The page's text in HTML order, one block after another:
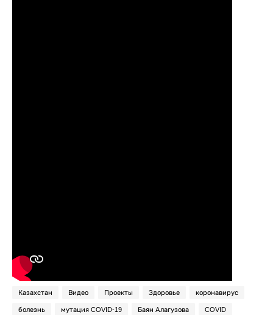
Казахстан Видео Проекты Здоровье коронавирус
болезнь мутация COVID-19 Баян Алагузова COVID